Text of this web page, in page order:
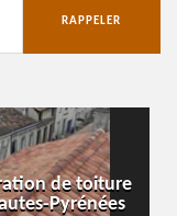
de toiture
Pyrénées